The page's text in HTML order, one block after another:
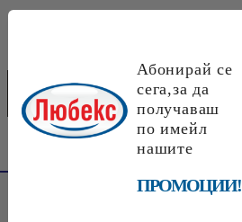
Абонирай се
сега,за да
получаваш
по имейл
нашите
ПРОМОЦИИ!